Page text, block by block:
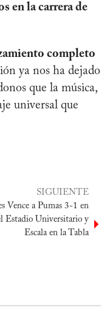
en la carrera de
completo
ya nos ha dejado
que la música,
universal que
SIGUIENTE
Vence a Pumas 3-1 en
Estadio Universitario y
Escala en la Tabla